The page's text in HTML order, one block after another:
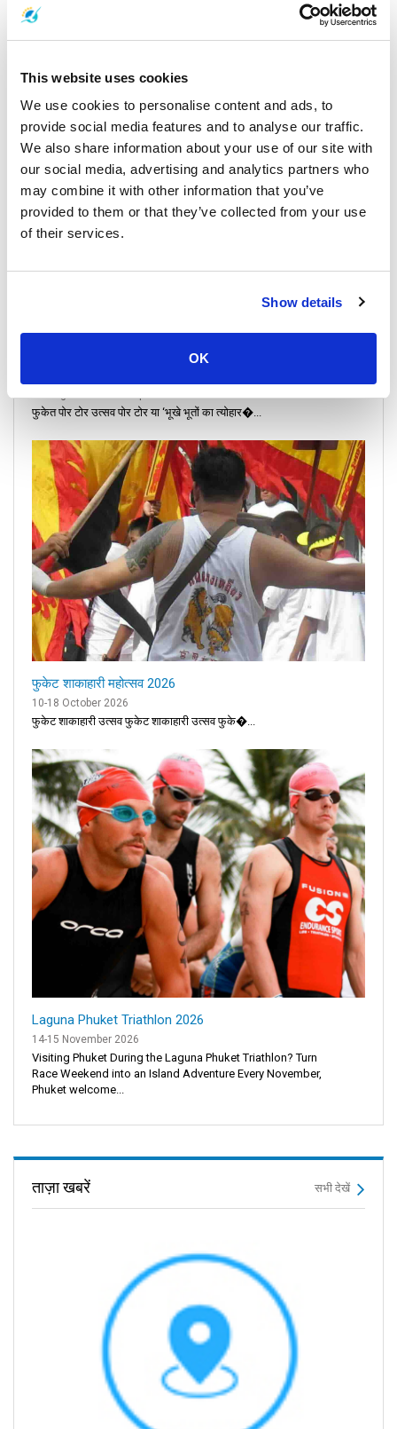
This website uses cookies
We use cookies to personalise content and ads, to
provide social media features and to analyse our traffic.
We also share information about your use of our site with
our social media, advertising and analytics partners who
may combine it with other information that you’ve
provided to them or that they’ve collected from your use
of their services.
Show details
OK
श्रेणी के अनुसार लोकप्रिय लेख
फुकेत पोर टोर उत्सव पोर टोर या ‘भूखे भूतों का त्योहार�...
फुकेट शाकाहारी महोत्सव 2026
10-18 October 2026
फुकेट शाकाहारी उत्सव फुकेट शाकाहारी उत्सव फुके�...
Laguna Phuket Triathlon 2026
14-15 November 2026
Visiting Phuket During the Laguna Phuket Triathlon? Turn
Race Weekend into an Island Adventure Every November,
Phuket welcome...
ताज़ा खबरें सभी देखें